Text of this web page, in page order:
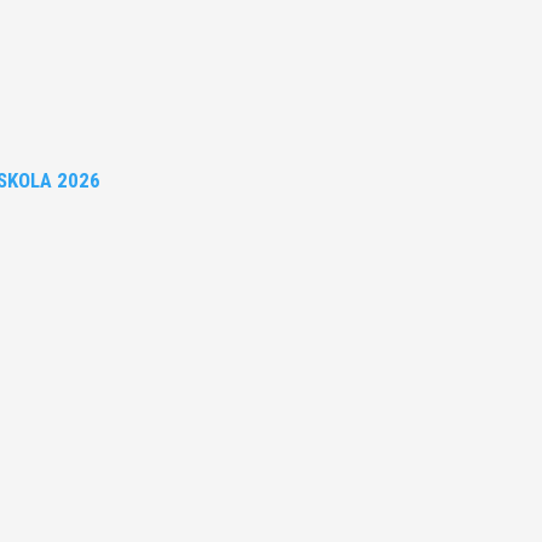
2026
bra ifrån sig genom att klara Skånes Friidrottsförbunds
Fler bilder från MAI:s Årsmöte 2026